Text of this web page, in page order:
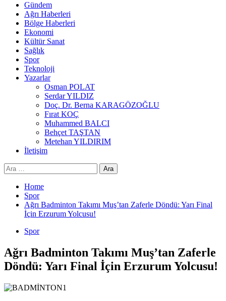
Gündem
Ağrı Haberleri
Bölge Haberleri
Ekonomi
Kültür Sanat
Sağlık
Spor
Teknoloji
Yazarlar
Osman POLAT
Serdar YILDIZ
Doç. Dr. Berna KARAGÖZOĞLU
Fırat KOÇ
Muhammed BALCI
Behçet TAŞTAN
Metehan YILDIRIM
İletişim
Arama:
Home
Spor
Ağrı Badminton Takımı Muş’tan Zaferle Döndü: Yarı Final
İçin Erzurum Yolcusu!
Spor
Ağrı Badminton Takımı Muş’tan Zaferle
Döndü: Yarı Final İçin Erzurum Yolcusu!